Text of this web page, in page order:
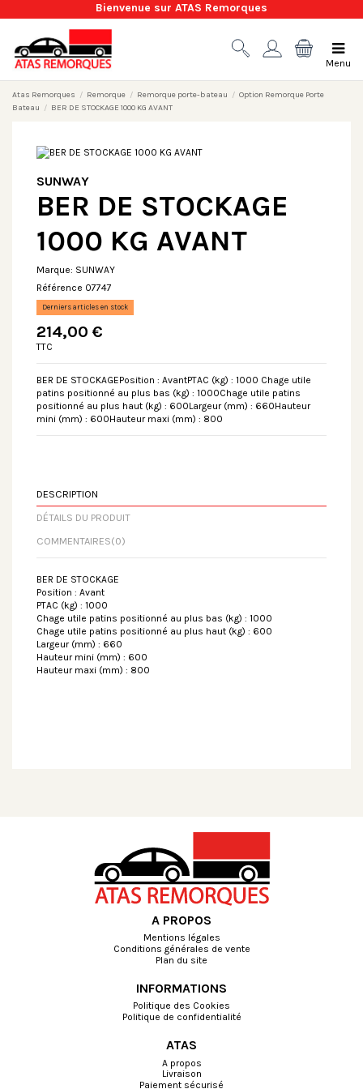
Bienvenue sur ATAS Remorques
Menu
Atas Remorques Remorque Remorque porte-bateau
Option Remorque Porte
Bateau
BER DE STOCKAGE 1000 KG AVANT
SUNWAY
BER DE STOCKAGE
1000 KG AVANT
Marque: SUNWAY
Référence 07747
Derniers articles en stock
214,00 €
TTC
BER DE STOCKAGEPosition : AvantPTAC (kg) : 1000 Chage utile
patins positionné au plus bas (kg) : 1000Chage utile patins
positionné au plus haut (kg) : 600Largeur (mm) : 660Hauteur
mini (mm) : 600Hauteur maxi (mm) : 800
DESCRIPTION
DÉTAILS DU PRODUIT
COMMENTAIRES(0)
BER DE STOCKAGE
Position : Avant
PTAC (kg) : 1000
Chage utile patins positionné au plus bas (kg) : 1000
Chage utile patins positionné au plus haut (kg) : 600
Largeur (mm) : 660
Hauteur mini (mm) : 600
Hauteur maxi (mm) : 800
A PROPOS
Mentions légales
Conditions générales de vente
Plan du site
INFORMATIONS
Politique des Cookies
Politique de confidentialité
ATAS
A propos
Livraison
Paiement sécurisé